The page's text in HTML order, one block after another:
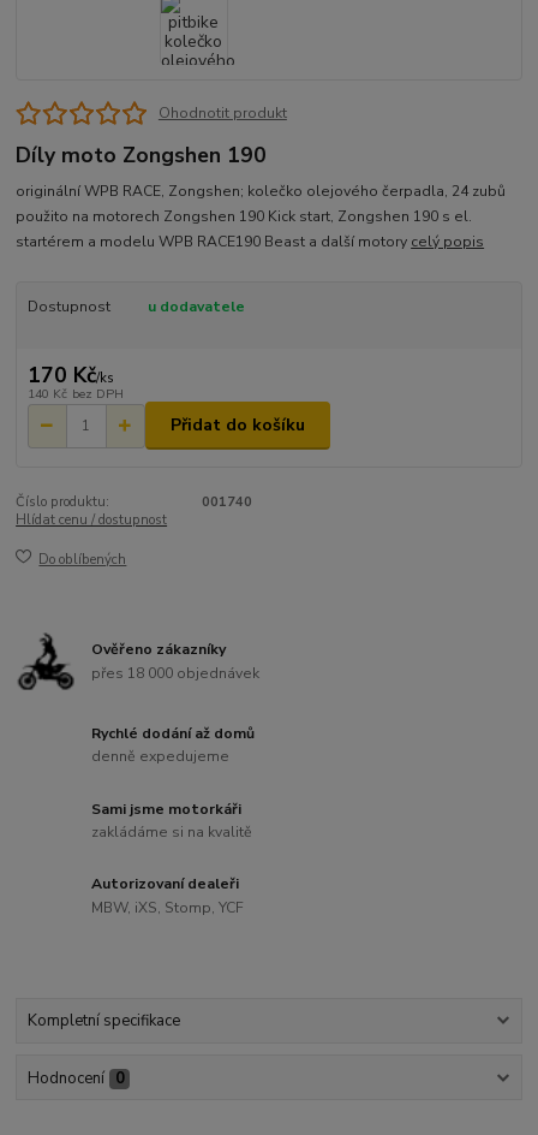
Ohodnotit produkt
Díly moto Zongshen 190
originální WPB RACE, Zongshen; kolečko olejového čerpadla, 24 zubů
použito na motorech Zongshen 190 Kick start, Zongshen 190 s el.
startérem a modelu WPB RACE190 Beast a další motory celý popis
Dostupnost u dodavatele
170 Kč/ks
140 Kč bez DPH
Přidat do košíku
Číslo produktu:
001740
Hlídat cenu / dostupnost
Do oblíbených
Ověřeno zákazníky
přes 18 000 objednávek
Rychlé dodání až domů
denně expedujeme
Sami jsme motorkáři
zakládáme si na kvalitě
Autorizovaní dealeři
MBW, iXS, Stomp, YCF
Kompletní specifikace
Hodnocení 0